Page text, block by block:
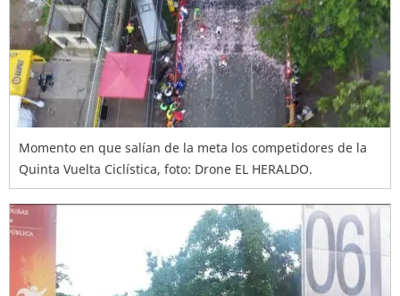
Momento en que salían de la meta los competidores de la
Quinta Vuelta Ciclística, foto: Drone EL HERALDO.